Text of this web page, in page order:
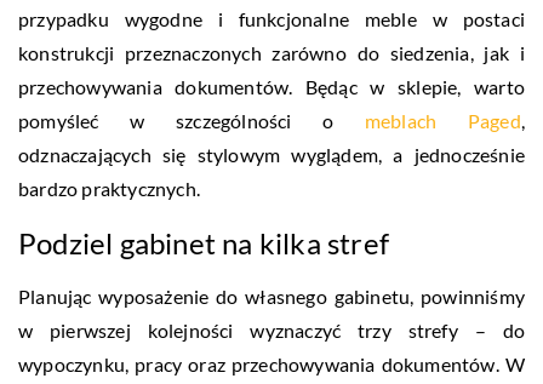
przypadku wygodne i funkcjonalne meble w postaci
konstrukcji przeznaczonych zarówno do siedzenia, jak i
przechowywania dokumentów. Będąc w sklepie, warto
pomyśleć w szczególności o meblach Paged,
odznaczających się stylowym wyglądem, a jednocześnie
bardzo praktycznych.
Podziel gabinet na kilka stref
Planując wyposażenie do własnego gabinetu, powinniśmy
w pierwszej kolejności wyznaczyć trzy strefy – do
wypoczynku, pracy oraz przechowywania dokumentów. W